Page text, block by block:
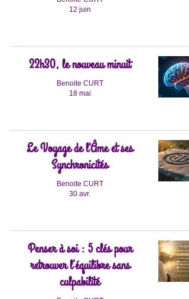
12 juin
22h30, le nouveau minuit
Benoite CURT
18 mai
Le Voyage de l'Âme et ses
Synchronicités
Benoite CURT
30 avr.
Penser à soi : 5 clés pour
retrouver l’équilibre sans
culpabilité